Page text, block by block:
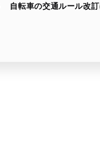
自転車の交通ルール改